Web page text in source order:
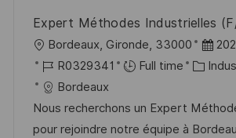
a
g
e
p
o
s
t
e
Expert Méthodes Industrielles
o
c
a
l
Bordeaux, Gironde, 33000
D
a
e
d
R
é
f
é
R0329341 Full time
C
t
é
Bordeaux
Nous recherchons un Expert
pour rejoindre notre équipe à